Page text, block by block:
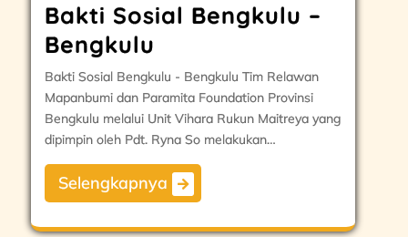
Bakti Sosial Bengkulu –
Bengkulu
Bakti Sosial Bengkulu - Bengkulu Tim Relawan
Mapanbumi dan Paramita Foundation Provinsi
Bengkulu melalui Unit Vihara Rukun Maitreya yang
dipimpin oleh Pdt. Ryna So melakukan…
Selengkapnya